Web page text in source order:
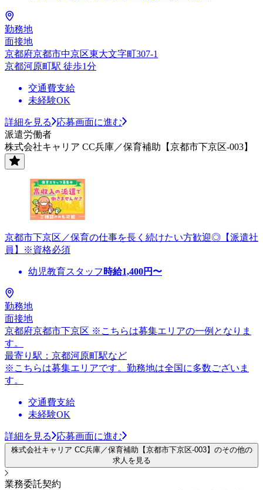
勤務地
面接地
京都府京都市中京区東大文字町307-1
京都河原町駅 徒歩1分
交通費支給
未経験OK
詳細を見る
応募画面に進む
派遣労働者
株式会社キャリア CC兵庫／保育補助【京都市下京区-003】
京都市下京区／保育の仕事を長く続けたい方歓迎◎【派遣社
員】※資格必須
幼児教育スタッフ 時給1,400円〜
勤務地
面接地
京都府京都市下京区 ※こちらは募集エリアの一例となりま
す。
最寄り駅：京都河原町駅など
※こちらは募集エリアです。勤務地は全国に多数ございま
す。
交通費支給
未経験OK
詳細を見る 応募画面に進む
株式会社キャリア CC兵庫／保育補助【京都市下京区-003】のその他の
求人を見る
業務委託契約